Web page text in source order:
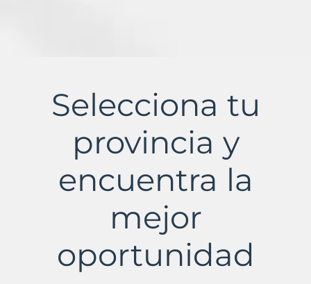
MurbalandsSelecciona tu
provincia y
encuentra la
mejor
oportunidad